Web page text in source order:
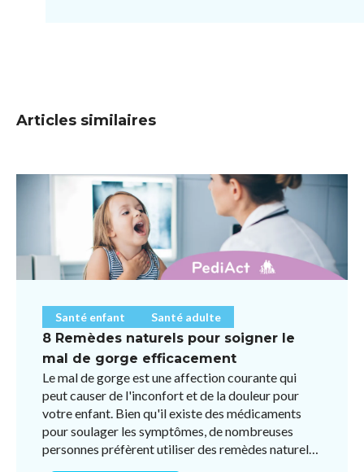
Articles similaires
Santé enfant Santé adulte
8 Remèdes naturels pour soigner le
mal de gorge efficacement
Le mal de gorge est une affection courante qui
peut causer de l'inconfort et de la douleur pour
votre enfant. Bien qu'il existe des médicaments
pour soulager les symptômes, de nombreuses
personnes préfèrent utiliser des remèdes naturels